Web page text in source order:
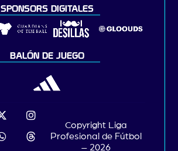
SPONSORS DIGITALES
BALÓN DE JUEGO
Copyright Liga
Profesional de Fútbol
– 2026